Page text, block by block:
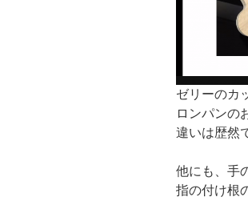
ゼリーのカ
ロンパンの
違いは歴然
他にも、手
指の付け根